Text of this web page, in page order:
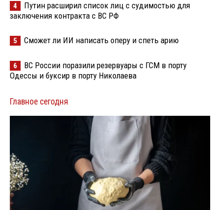
4
Путин расширил список лиц с судимостью для
заключения контракта с ВС РФ
5 Сможет ли ИИ написать оперу и спеть арию
6
ВС России поразили резервуары с ГСМ в порту
Одессы и буксир в порту Николаева
Главное сегодня